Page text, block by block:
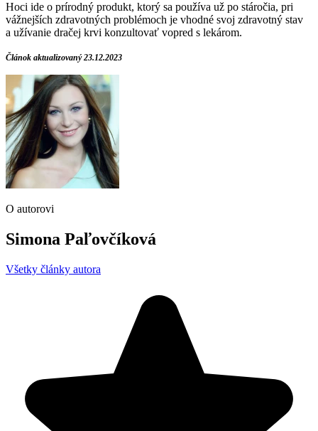
Hoci ide o prírodný produkt, ktorý sa používa už po stáročia, pri
vážnejších zdravotných problémoch je vhodné svoj zdravotný stav
a užívanie dračej krvi konzultovať vopred s lekárom.
Článok aktualizovaný 23.12.2023
O autorovi
Simona Paľovčíková
Všetky články autora